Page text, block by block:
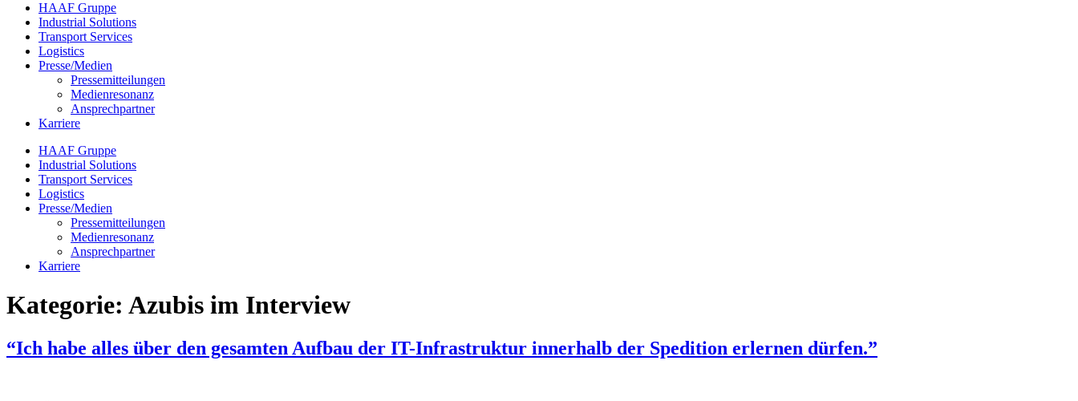
HAAF Gruppe
Industrial Solutions
Transport Services
Logistics
Presse/Medien
Pressemitteilungen
Medienresonanz
Ansprechpartner
Karriere
HAAF Gruppe
Industrial Solutions
Transport Services
Logistics
Presse/Medien
Pressemitteilungen
Medienresonanz
Ansprechpartner
Karriere
Kategorie: Azubis im Interview
“Ich habe alles über den gesamten Aufbau der IT-Infrastruktur innerhalb der Spedition erlernen dürfen.”